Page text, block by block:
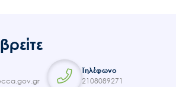
Άξονες δράσης
Μ.Δ.Π.Π.
Έργα
Τηλέφωνο
2108089271